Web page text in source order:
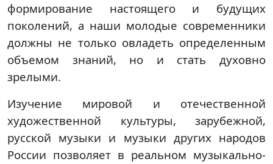
формирование настоящего и будущих
поколений, а наши молодые современники
должны не только овладеть определенным
объемом знаний, но и стать духовно
зрелыми.
Изучение мировой и отечественной
художественной культуры, зарубежной,
русской музыки и музыки других народов
России позволяет в реальном музыкально-